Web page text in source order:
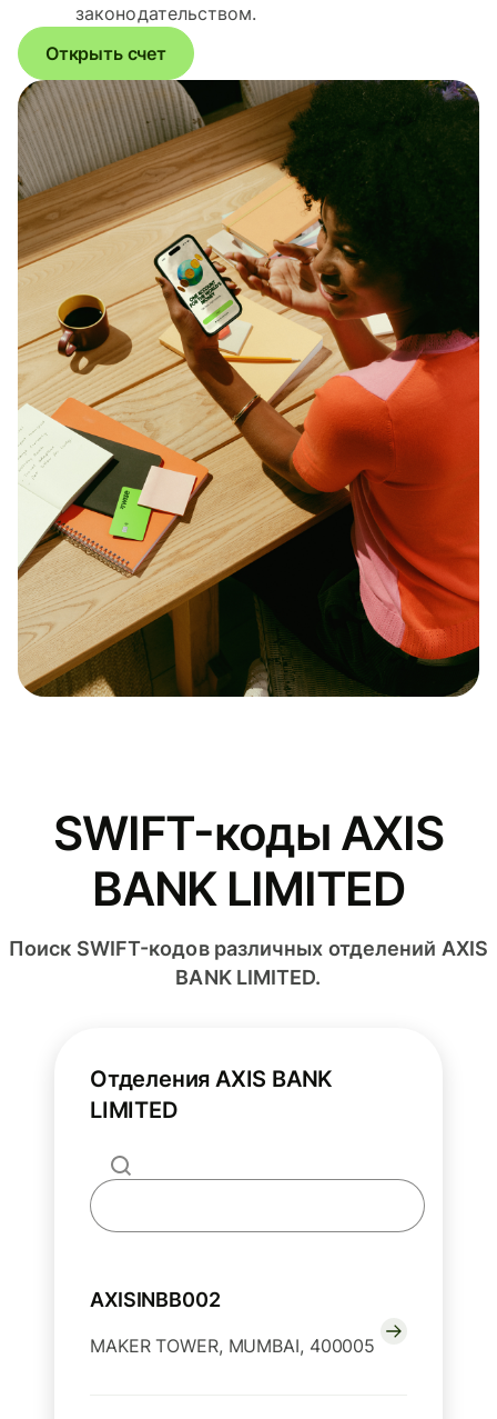
законодательством.
Открыть счет
SWIFT-коды AXIS
BANK LIMITED
Поиск SWIFT-кодов различных отделений AXIS
BANK LIMITED.
Отделения AXIS BANK
LIMITED
AXISINBB002
MAKER TOWER, MUMBAI, 400005